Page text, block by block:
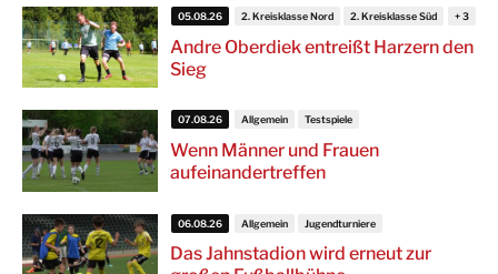
Andre Oberdiek entreißt Harzern den
Sieg
05.08.26 2. Kreisklasse Nord 2. Kreisklasse Süd
Wenn Männer und Frauen
aufeinandertreffen
07.08.26 Allgemein Testspiele
Das Jahnstadion wird erneut zur
06.08.26 Allgemein Jugendturniere